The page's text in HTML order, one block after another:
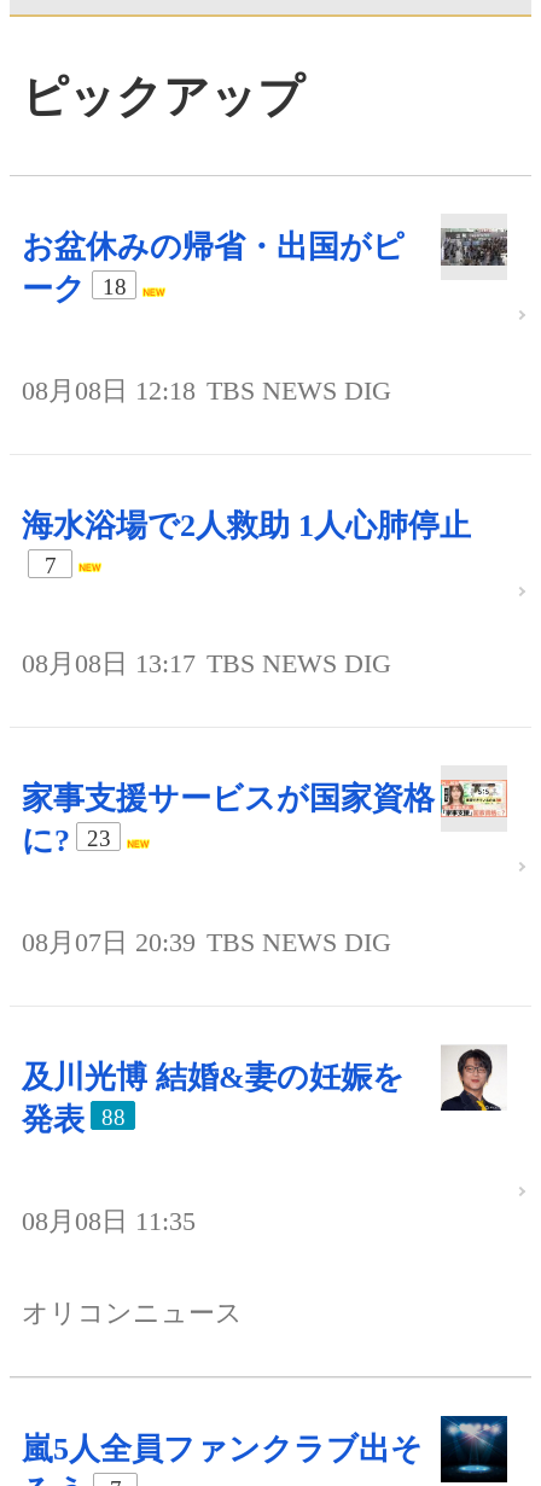
ピックアップ
お盆休みの帰省・出国がピ
ーク
18
08月08日 12:18 TBS NEWS DIG
海水浴場で2人救助 1人心肺停止
7
08月08日 13:17 TBS NEWS DIG
家事支援サービスが国家資格
に?
23
08月07日 20:39 TBS NEWS DIG
及川光博 結婚&妻の妊娠を
発表
88
08月08日 11:35
オリコンニュース
嵐5人全員ファンクラブ出そ